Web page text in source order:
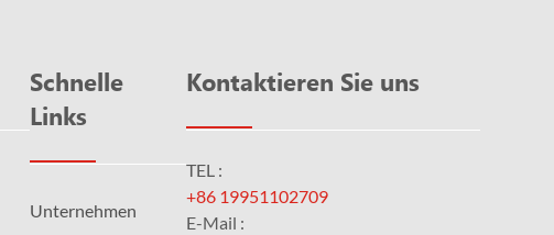
Schnelle
Links
Unternehmen
Kontaktieren Sie uns
TEL :
+86 19951102709
E-Mail :